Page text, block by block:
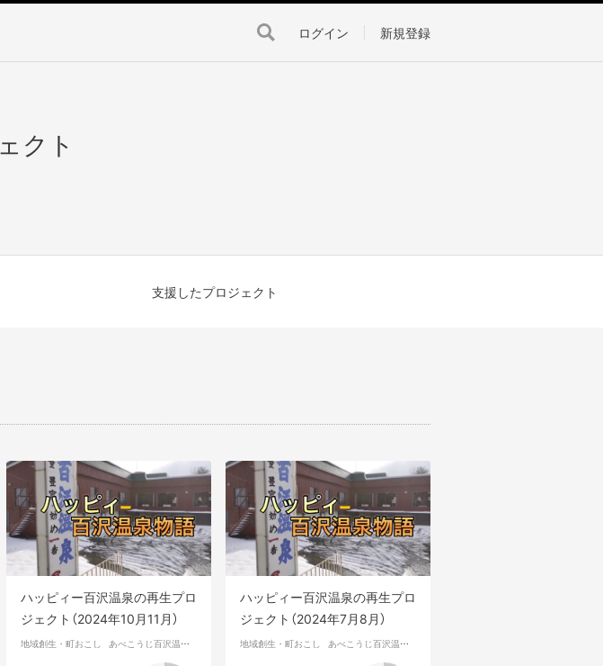
ログイン 新規登録
クト
支援したプロジェクト
ハッピィー百沢温泉の再生プロ
ジェクト（2024年10月11月）
地域創生・町おこし あべこうじ百沢温泉の再生プロジェクト
ハッピィー百沢温泉の再生プロ
ジェクト（2024年7月8月）
地域創生・町おこし あべこうじ百沢温泉の再生プロジェクト